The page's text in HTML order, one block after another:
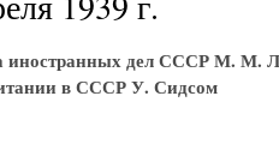
иностранных дел СССР М. М.
в СССР У. Сидсом